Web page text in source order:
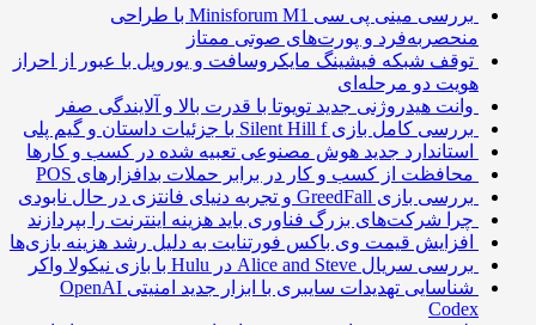
بررسی مینی پی ‌سی Minisforum M1 با طراحی
منحصربه‌فرد و پورت‌های صوتی ممتاز
توقف شبکه فیشینگ مایکروسافت و یوروپل با عبور از احراز
هویت دو مرحله‌ای
وانت هیدروژنی جدید تویوتا با قدرت بالا و آلایندگی صفر
بررسی کامل بازی Silent Hill f با جزئیات داستان و گیم پلی
استاندارد جدید هوش مصنوعی تعبیه شده در کسب و کارها
محافظت از کسب و کار در برابر حملات بدافزارهای POS
بررسی بازی GreedFall و تجربه دنیای فانتزی در حال نابودی
چرا شرکت‌های بزرگ فناوری باید هزینه اینترنت را بپردازند
افزایش قیمت وی باکس فورتنایت به دلیل رشد هزینه بازی‌ها
بررسی سریال Alice and Steve در Hulu با بازی نیکولا واکر
شناسایی تهدیدات سایبری با ابزار جدید امنیتی OpenAI
Codex